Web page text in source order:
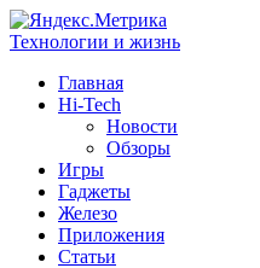
Технологии и жизнь
Главная
Hi-Tech
Новости
Обзоры
Игры
Гаджеты
Железо
Приложения
Статьи